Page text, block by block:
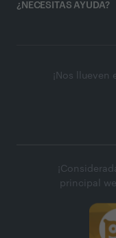
¿NECESITAS AYUDA?
¡Nos llueven
principal